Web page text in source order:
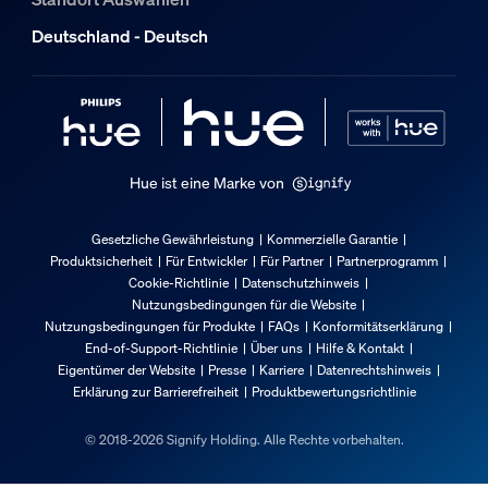
Deutschland - Deutsch
Hue ist eine Marke von
Gesetzliche Gewährleistung
Kommerzielle Garantie
Produktsicherheit
Für Entwickler Für Partner
Partnerprogramm
Cookie-Richtlinie
Datenschutzhinweis
Nutzungsbedingungen für die Website
Nutzungsbedingungen für Produkte
FAQs
Konformitätserklärung
End-of-Support-Richtlinie
Über uns
Hilfe & Kontakt
Eigentümer der Website
Presse Karriere
Datenrechtshinweis
Erklärung zur Barrierefreiheit
Produktbewertungsrichtlinie
© 2018-2026 Signify Holding. Alle Rechte vorbehalten.